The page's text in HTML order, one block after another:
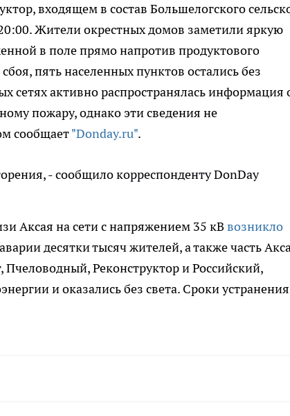
входящем в состав Большелогского
Жители окрестных домов заметили яркую
в поле прямо напротив продуктового
пять населенных пунктов остались без
сетях активно распространялась информация
пожару, однако эти сведения не
сообщает"Donday.ru".
- сообщило корреспонденту DonDay
Аксая на сети с напряжением 35 кВ возникло
десятки тысяч жителей, а также часть
Реконструктор и Российский,
и оказались без света. Сроки устранения